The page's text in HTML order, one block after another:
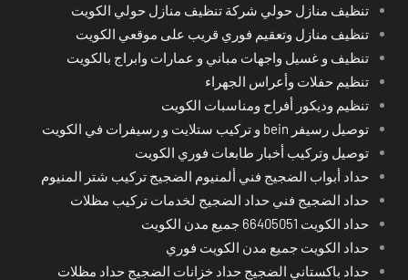
تنظيف منازل حولي شركة تنظيف منازل حولي الكويت
تنظيف منازل وتعقيم فوري قريب على موقعي الكويت
تنظيف و غسيل واجهات مباني و عمارات وابراج بالكويت
تنظيم حفلات وأعراس الجهراء
تنظيم وديكور أفراح ومناسبات الكويت
توصيل رسيفر bein و تركيب ستلايت و رسيفرات في الكويت
توصيل وتركيب أخبار طابعات فوري الكويت
حداد أبواب الضجيج فني ألمنيوم الضجيج تركيب شتر المنيوم
حداد الضجيج فني حداد الضجيج لخدمات تركيب مظلات
حداد الكويت 66405051 جميع مدن الكويت
حداد الكويت جميع مدن الكويت فوري
حداد باكستاني الضجيج حداد خزانات الضجيج حداد مظلات